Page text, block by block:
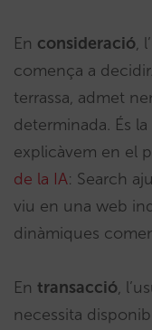
En consideració,
comença a
terrassa, admet
determinada. És la
explicàvem en el
de la IA: Search
viu en una web
dinàmiques
En transacció,
necessita